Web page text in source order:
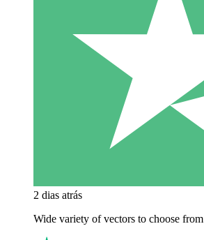
2 dias atrás
Wide variety of vectors to choose from